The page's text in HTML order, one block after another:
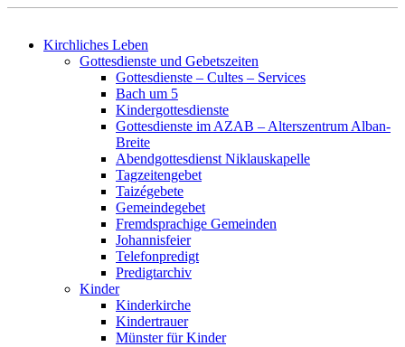
Kirchliches Leben
Gottesdienste und Gebetszeiten
Gottesdienste – Cultes – Services
Bach um 5
Kindergottesdienste
Gottesdienste im AZAB – Alterszentrum Alban-
Breite
Abendgottesdienst Niklauskapelle
Tagzeitengebet
Taizégebete
Gemeindegebet
Fremdsprachige Gemeinden
Johannisfeier
Telefonpredigt
Predigtarchiv
Kinder
Kinderkirche
Kindertrauer
Münster für Kinder